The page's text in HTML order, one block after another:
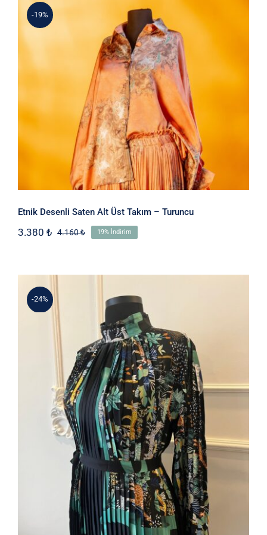
-19%
Etnik Desenli Saten Alt Üst Takım –
Turuncu
Etnik Desenli Saten Alt Üst Takım – Turuncu
4.160₺Orijinal
3.380 ₺
Şu
3.380 ₺.
19% İndirim
-24%
Focus Elbise